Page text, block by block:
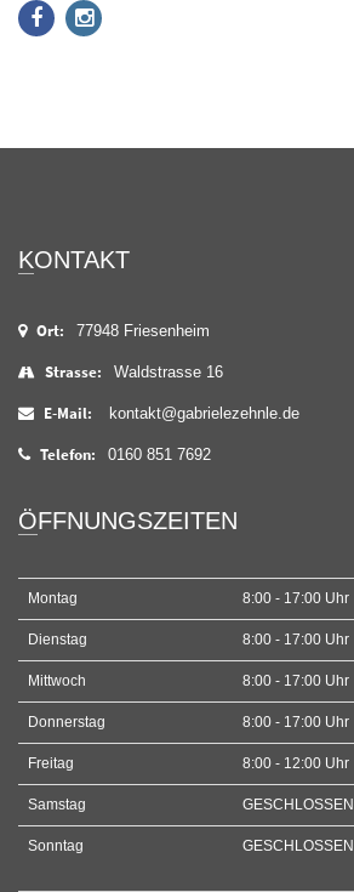
KONTAKT
Ort: 77948 Friesenheim
Strasse: Waldstrasse 16
E-Mail: kontakt@gabrielezehnle.de
Telefon: 0160 851 7692
ÖFFNUNGSZEITEN
Montag 8:00 - 17:00 Uhr
Dienstag 8:00 - 17:00 Uhr
Mittwoch 8:00 - 17:00 Uhr
Donnerstag 8:00 - 17:00 Uhr
Freitag 8:00 - 12:00 Uhr
Samstag GESCHLOSSEN
Sonntag GESCHLOSSEN